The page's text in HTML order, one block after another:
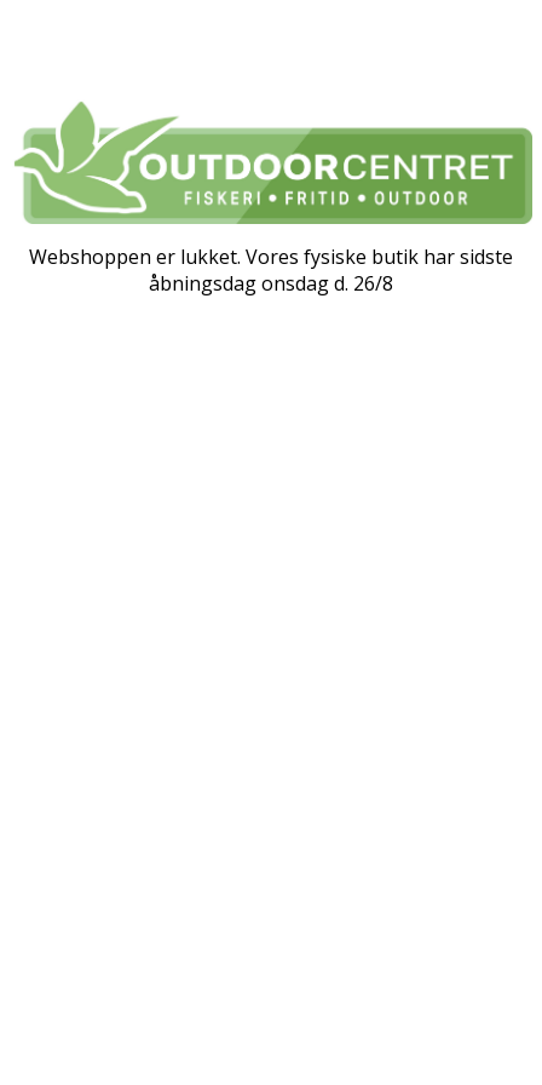
Webshoppen er lukket. Vores fysiske butik har sidste
åbningsdag onsdag d. 26/8